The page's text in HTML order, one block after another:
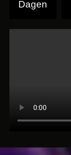
Dagen